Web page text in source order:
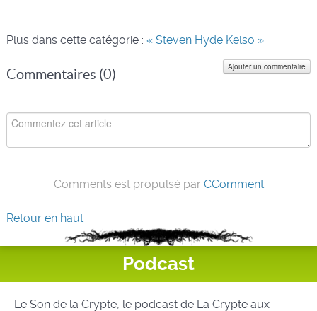
Plus dans cette catégorie : « Steven Hyde Kelso »
Commentaires (0)
Ajouter un commentaire
Comments est propulsé par CComment
Retour en haut
Podcast
Le Son de la Crypte, le podcast de La Crypte aux